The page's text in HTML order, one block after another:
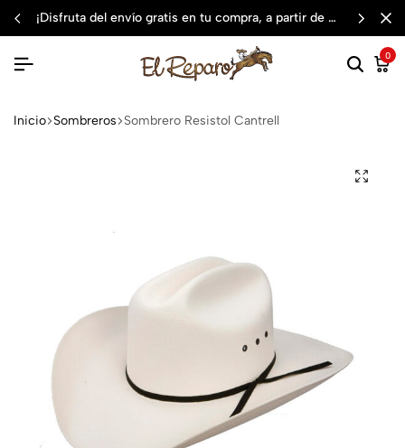
¡disfruta del envío gratis en tu compra, a partir de $3,000 mxn
0
Inicio Sombreros Sombrero Resistol Cantrell